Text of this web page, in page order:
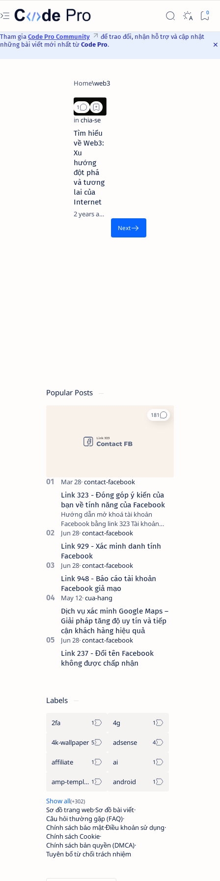
Tham gia Code Pro Community
để trao đổi, nhận hỗ trợ và cập nhật
những bài viết mới nhất từ Code Pro.
Tìm hiểu
về Web3:
Xu
hướng
đột phá
và tương
lai của
Internet
2 years ago
Popular Posts
Link 323 - Đóng góp ý kiến của
bạn về tính năng của Facebook
Hướng dẫn mở khoá tài khoản
Facebook bằng link 323 Tài khoản
Facebook bị vô hiệu hóa có thể do
nhiều nguyên nhân, do bạn đăng bài
hay thực hiện…
Link 929 - Xác minh danh tính
Facebook
Link 948 - Báo cáo tài khoản
Facebook giả mạo
Dịch vụ xác minh Google Maps –
Giải pháp tăng độ uy tín và tiếp
cận khách hàng hiệu quả
Link 237 - Đổi tên Facebook
không được chấp nhận
Labels
2fa 4g
4k-wallpaper adsense
affiliate ai
amp-template android
Sơ đồ trang webSơ đồ bài viết
Câu hỏi thường gặp (FAQ)
Chính sách bảo mậtĐiều khoản sử dụng
Chính sách Cookie
Chính sách bản quyền (DMCA)
Tuyên bố từ chối trách nhiệm